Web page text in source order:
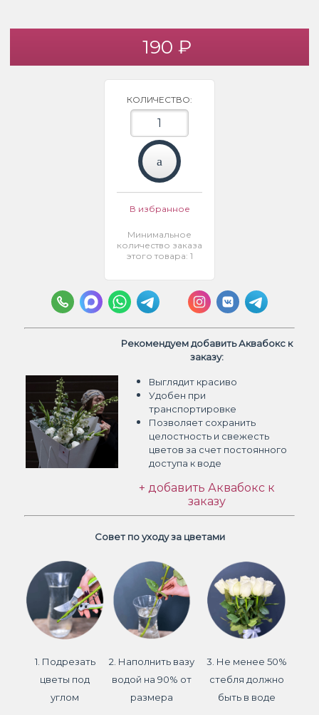
190 ₽
КОЛИЧЕСТВО:
В избранное
Минимальное
количество заказа
этого товара: 1
Рекомендуем добавить Аквабокс к
заказу:
Выглядит красиво
Удобен при
транспортировке
Позволяет сохранить
целостность и свежесть
цветов за счет постоянного
доступа к воде
+ добавить Аквабокс к
заказу
Совет по уходу за цветами
1. Подрезать
цветы под
углом
2. Наполнить вазу
водой на 90% от
размера
3. Не менее 50%
стебля должно
быть в воде